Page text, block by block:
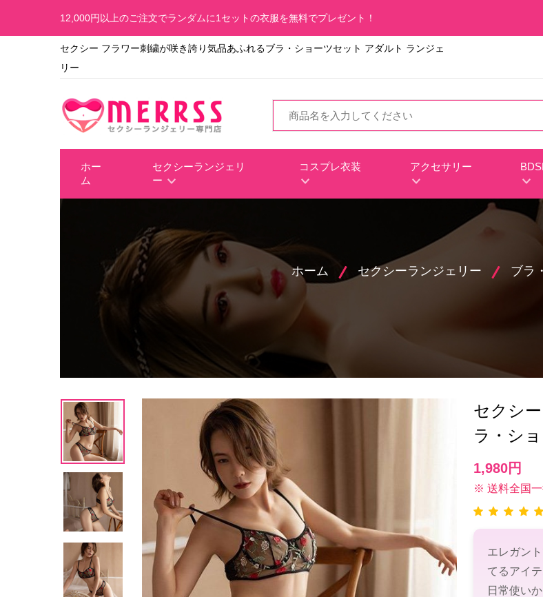
12,000円以上のご注文でランダムに1セットの衣服を無料でプレゼント！
セクシー​ フラワー刺繍が咲き誇り気品あふれるブラ・ショーツセット アダルト ランジェ
リー
ホー
ム
セクシーランジェリ
ー
コスプレ衣装 アクセサリー
ホーム セクシーランジェリー ブラ
セクシ
ラ・シ
1,980円
※ 送料全国
エレガン
てるアイ
日常使い